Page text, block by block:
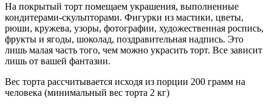
На покрытый торт помещаем украшения, выполненные
кондитерами-скульпторами. Фигурки из мастики, цветы,
рюши, кружева, узоры, фотографии, художественная роспись,
фрукты и ягоды, шоколад, поздравительная надпись. Это
лишь малая часть того, чем можно украсить торт. Все зависит
лишь от вашей фантазии.
Вес торта рассчитывается исходя из порции 200 грамм на
человека (минимальный вес торта 2 кг)